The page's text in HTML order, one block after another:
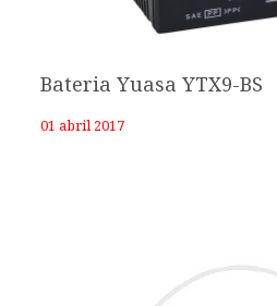
Bateria Yuasa YTX9-BS
01 abril 2017